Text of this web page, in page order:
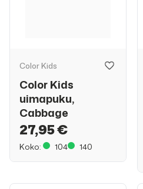
Color Kids
Color Kids
uimapuku,
Cabbage
27,95 €
Koko: 104 140